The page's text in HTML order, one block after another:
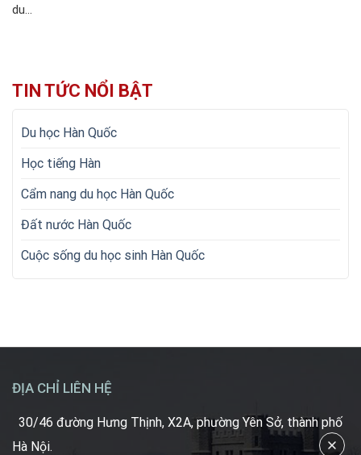
du...
TIN TỨC NỔI BẬT
Du học Hàn Quốc
Học tiếng Hàn
Cẩm nang du học Hàn Quốc
Đất nước Hàn Quốc
Cuộc sống du học sinh Hàn Quốc
ĐỊA CHỈ LIÊN HỆ
30/46 đường Hưng Thịnh, X2A, phường Yên Sở, thành phố
Hà Nội.